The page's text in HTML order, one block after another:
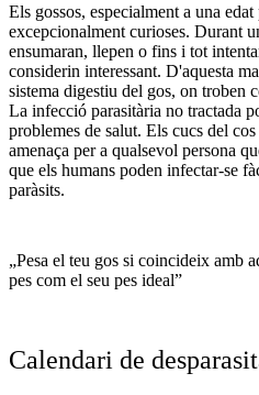
Els gossos, especialment a una
excepcionalment curioses. Durant
ensumaran, llepen o fins i tot
considerin interessant. D'aquesta
sistema digestiu del gos, on troben
La infecció parasitària no tractada
problemes de salut. Els cucs del
amenaça per a qualsevol persona
que els humans poden infectar-se
paràsits.
„Pesa el teu gos si coincideix amb
pes com el seu pes ideal”
Calendari de